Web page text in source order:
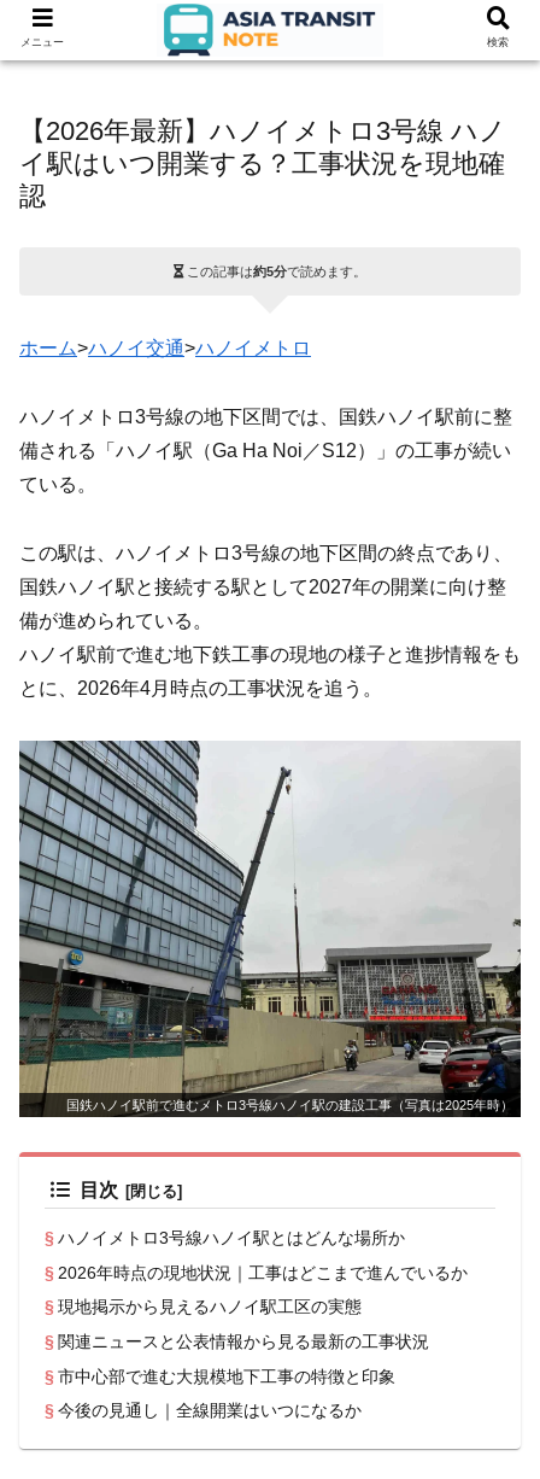
【2026年最新】ハノイメトロ3号線 ハノ
イ駅はいつ開業する？工事状況を現地確
認
この記事は約5分で読めます。
ホーム>ハノイ交通>ハノイメトロ
ハノイメトロ3号線の地下区間では、国鉄ハノイ駅前に整
備される「ハノイ駅（Ga Ha Noi／S12）」の工事が続い
ている。
この駅は、ハノイメトロ3号線の地下区間の終点であり、
国鉄ハノイ駅と接続する駅として2027年の開業に向け整
備が進められている。
ハノイ駅前で進む地下鉄工事の現地の様子と進捗情報をも
とに、2026年4月時点の工事状況を追う。
国鉄ハノイ駅前で進むメトロ3号線ハノイ駅の建設工事（写真は2025年時）
目次
ハノイメトロ3号線ハノイ駅とはどんな場所か
2026年時点の現地状況｜工事はどこまで進んでいるか
現地掲示から見えるハノイ駅工区の実態
関連ニュースと公表情報から見る最新の工事状況
市中心部で進む大規模地下工事の特徴と印象
今後の見通し｜全線開業はいつになるか
メニュー 検索